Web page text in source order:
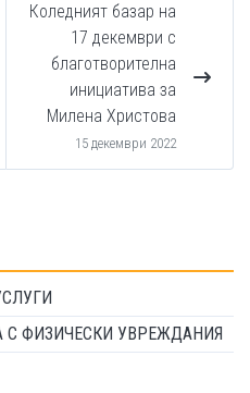
Коледният базар на
17 декември с
благотворителна
инициатива за
Милена Христова
15 декември 2022
ФИЗИЧЕСКИ УВРЕЖДАНИЯ